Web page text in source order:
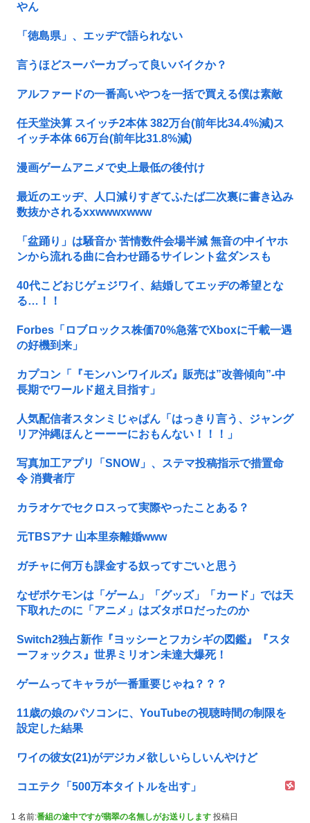
やん
「徳島県」、エッヂで語られない
言うほどスーパーカブって良いバイクか？
アルファードの一番高いやつを一括で買える僕は素敵
任天堂決算 スイッチ2本体 382万台(前年比34.4%減)ス
イッチ本体 66万台(前年比31.8%減)
漫画ゲームアニメで史上最低の後付け
最近のエッヂ、人口減りすぎてふたば二次裏に書き込み
数抜かされるxxwwwxwww
「盆踊り」は騒音か 苦情数件会場半減 無音の中イヤホ
ンから流れる曲に合わせ踊るサイレント盆ダンスも
40代こどおじゲェジワイ、結婚してエッヂの希望とな
る…！！
Forbes「ロブロックス株価70%急落でXboxに千載一遇
の好機到来」
カプコン「『モンハンワイルズ』販売は”改善傾向”-中
長期でワールド超え目指す」
人気配信者スタンミじゃぱん「はっきり言う、ジャング
リア沖縄ほんとーーーにおもんない！！！」
写真加工アプリ「SNOW」、ステマ投稿指示で措置命
令 消費者庁
カラオケでセクロスって実際やったことある？
元TBSアナ 山本里奈離婚www
ガチャに何万も課金する奴ってすごいと思う
なぜポケモンは「ゲーム」「グッズ」「カード」では天
下取れたのに「アニメ」はズタボロだったのか
Switch2独占新作『ヨッシーとフカシギの図鑑』『スタ
ーフォックス』世界ミリオン未達大爆死！
ゲームってキャラが一番重要じゃね？？？
11歳の娘のパソコンに、YouTubeの視聴時間の制限を
設定した結果
ワイの彼女(21)がデジカメ欲しいらしいんやけど
コエテク「500万本タイトルを出す」
1 名前:番組の途中ですが翡翠の名無しがお送りします 投稿日